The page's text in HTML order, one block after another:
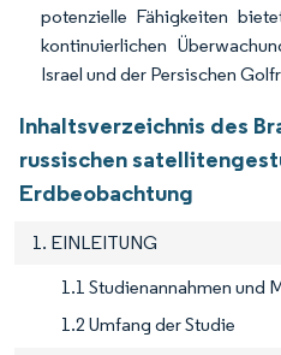
potenzielle Fähigkeiten
kontinuierlichen
Israel und der Persischen
Inhaltsverzeichnis des
russischen
Erdbeobachtung
1. EINLEITUNG
1.1 Studienannahmen und
1.2 Umfang der Studie